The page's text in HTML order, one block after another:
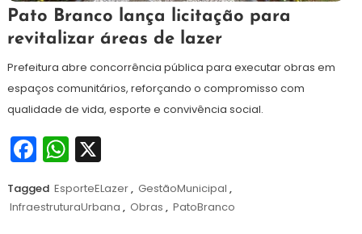
4
setembro
de
Redação
Pato Branco lança licitação para
revitalizar áreas de lazer
Prefeitura abre concorrência pública para executar obras em
espaços comunitários, reforçando o compromisso com
qualidade de vida, esporte e convivência social.
Facebook
WhatsApp
X
Tagged EsporteELazer, GestãoMunicipal ,
InfraestruturaUrbana , Obras , PatoBranco